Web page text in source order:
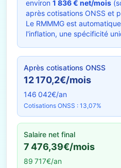
environ 1 836 € net/mois
après cotisations ONSS et
Le RMMMG est
l'inflation, une spécificité
Après cotisations ONSS
12 170,2€/mois
146 042€/an
Cotisations ONSS : 13,07%
Salaire net final
7 476,39€/mois
89 717€/an